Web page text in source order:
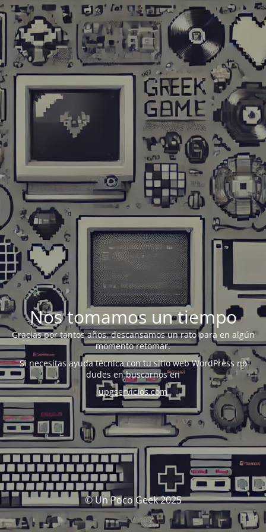
Nos tomamos un tiempo
Gracias por tantos años, descansamos un rato para en algún
momento retomar.
Si necesitas ayuda técnica con tu sitio web WordPress no
dudes en buscarnos en
upgservicios.com
© Un Poco Geek 2025